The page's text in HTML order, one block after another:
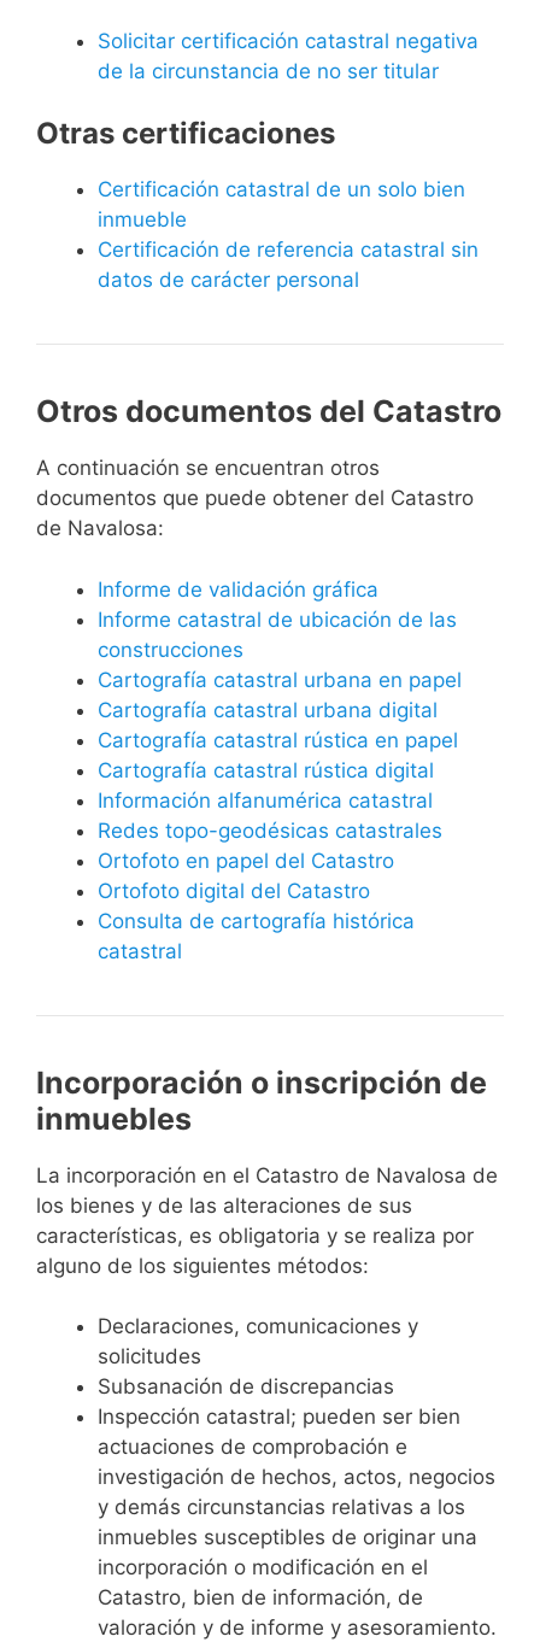
Solicitar certificación catastral negativa
de la circunstancia de no ser titular
Otras certificaciones
Certificación catastral de un solo bien
inmueble
Certificación de referencia catastral sin
datos de carácter personal
Otros documentos del Catastro
A continuación se encuentran otros
documentos que puede obtener del Catastro
de Navalosa:
Informe de validación gráfica
Informe catastral de ubicación de las
construcciones
Cartografía catastral urbana en papel
Cartografía catastral urbana digital
Cartografía catastral rústica en papel
Cartografía catastral rústica digital
Información alfanumérica catastral
Redes topo-geodésicas catastrales
Ortofoto en papel del Catastro
Ortofoto digital del Catastro
Consulta de cartografía histórica
catastral
Incorporación o inscripción de
inmuebles
La incorporación en el Catastro de Navalosa de
los bienes y de las alteraciones de sus
características, es obligatoria y se realiza por
alguno de los siguientes métodos:
Declaraciones, comunicaciones y
solicitudes
Subsanación de discrepancias
Inspección catastral; pueden ser bien
actuaciones de comprobación e
investigación de hechos, actos, negocios
y demás circunstancias relativas a los
inmuebles susceptibles de originar una
incorporación o modificación en el
Catastro, bien de información, de
valoración y de informe y asesoramiento.